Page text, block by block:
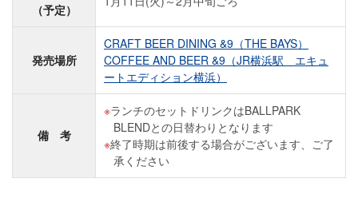
（予定）
発売場所
CRAFT BEER DINING &9（THE BAYS）
COFFEE AND BEER &9（JR横浜駅 エキュ
ートエディション横浜）
備 考
ランチのセットドリンクはBALLPARK
BLENDとの日替わりとなります
終了時期は前後する場合がございます、ご了
承ください